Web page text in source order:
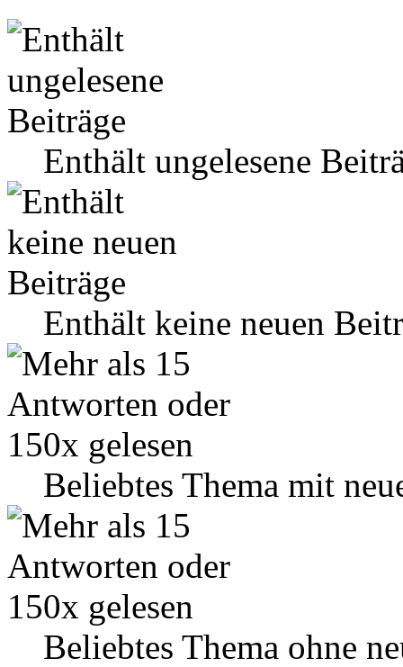
Enthält ungelesene
Enthält keine neuen
Beliebtes Thema mit
Beliebtes Thema ohne